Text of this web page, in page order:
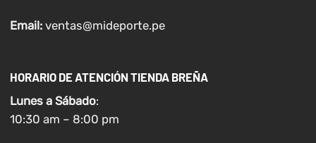
Email: ventas@mideporte.pe
HORARIO DE ATENCIÓN TIENDA BREÑA
Lunes a Sábado:
10:30 am – 8:00 pm